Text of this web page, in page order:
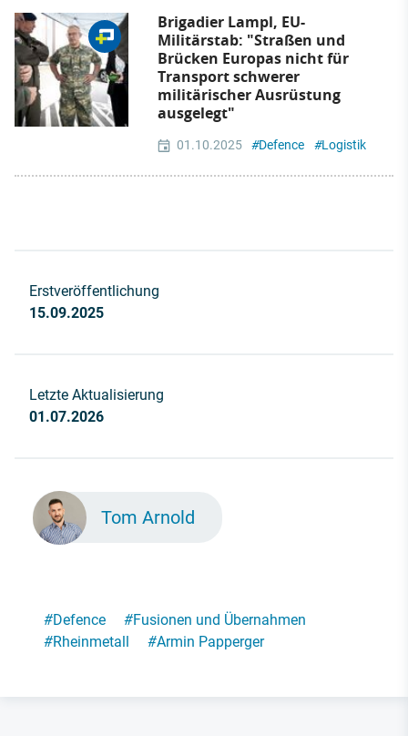
Brigadier Lampl, EU-
Militärstab: "Straßen und
Brücken Europas nicht für
Transport schwerer
militärischer Ausrüstung
ausgelegt"
01.10.2025 #Defence #Logistik
Erstveröffentlichung
15.09.2025
Letzte Aktualisierung
01.07.2026
Tom Arnold
#Defence #Fusionen und Übernahmen
#Rheinmetall #Armin Papperger